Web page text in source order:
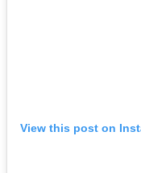
View this post on